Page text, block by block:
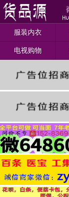
服装内衣
电视购物